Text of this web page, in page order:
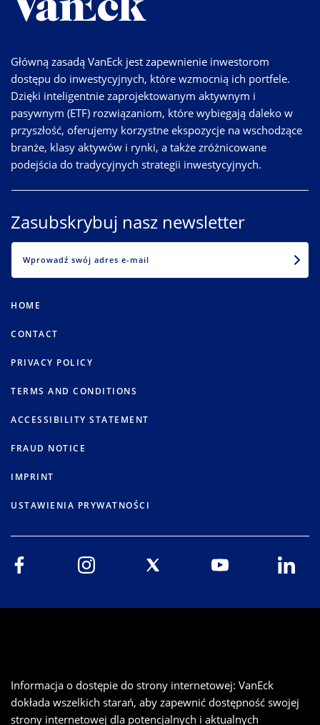
Główną zasadą VanEck jest zapewnienie inwestorom
dostępu do inwestycyjnych, które wzmocnią ich portfele.
Dzięki inteligentnie zaprojektowanym aktywnym i
pasywnym (ETF) rozwiązaniom, które wybiegają daleko w
przyszłość, oferujemy korzystne ekspozycje na wschodzące
branże, klasy aktywów i rynki, a także zróżnicowane
podejścia do tradycyjnych strategii inwestycyjnych.
Zasubskrybuj nasz newsletter
HOME
CONTACT
PRIVACY POLICY
TERMS AND CONDITIONS
ACCESSIBILITY STATEMENT
FRAUD NOTICE
IMPRINT
USTAWIENIA PRYWATNOŚCI
Informacja o dostępie do strony internetowej: VanEck
dokłada wszelkich starań, aby zapewnić dostępność swojej
strony internetowej dla potencjalnych i aktualnych